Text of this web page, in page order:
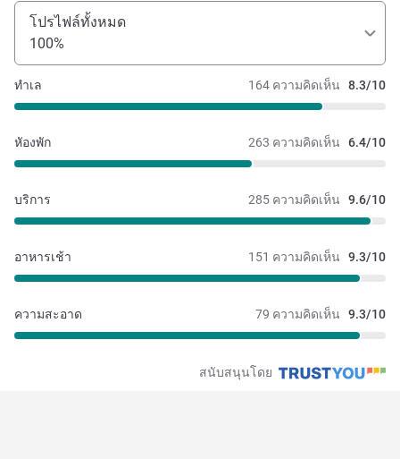
โปรไฟล์ทั้งหมด
100%
164 ความคิดเห็น 8.3/10
ทำเล
263 ความคิดเห็น 6.4/10
หัองพัก
285 ความคิดเห็น 9.6/10
บริการ
151 ความคิดเห็น 9.3/10
อาหารเช้า
79 ความคิดเห็น 9.3/10
ความสะอาด
สนับสนุนโดย